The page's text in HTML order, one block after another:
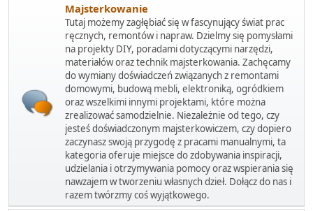
Majsterkowanie
Tutaj możemy zagłębiać się w fascynujący świat prac
ręcznych, remontów i napraw. Dzielmy się pomysłami
na projekty DIY, poradami dotyczącymi narzędzi,
materiałów oraz technik majsterkowania. Zachęcamy
do wymiany doświadczeń związanych z remontami
domowymi, budową mebli, elektroniką, ogródkiem
oraz wszelkimi innymi projektami, które można
zrealizować samodzielnie. Niezależnie od tego, czy
jesteś doświadczonym majsterkowiczem, czy dopiero
zaczynasz swoją przygodę z pracami manualnymi, ta
kategoria oferuje miejsce do zdobywania inspiracji,
udzielania i otrzymywania pomocy oraz wspierania się
nawzajem w tworzeniu własnych dzieł. Dołącz do nas i
razem twórzmy coś wyjątkowego.